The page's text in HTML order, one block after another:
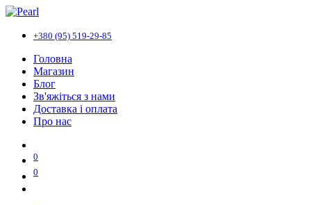
+380 (95) 519-29-85
Головна
Магазин
Блог
Зв'яжіться з нами
Доставка і оплата
Про нас
0
0